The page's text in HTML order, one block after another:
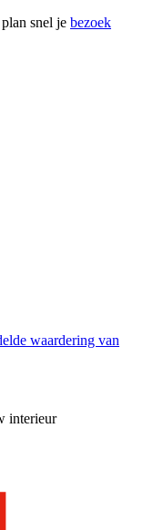
snel je bezoek
waardering van
interieur